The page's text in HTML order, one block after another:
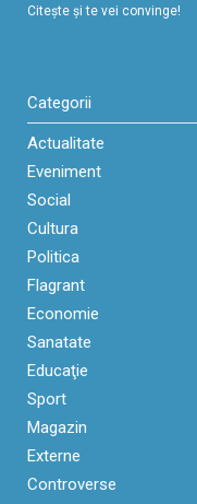
Citeşte şi te vei convinge!
Categorii
Actualitate
Eveniment
Social
Cultura
Politica
Flagrant
Economie
Sanatate
Educaţie
Sport
Magazin
Externe
Controverse